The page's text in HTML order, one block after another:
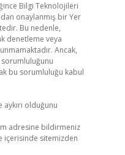
Bilgi Teknolojileri
onaylanmış bir Yer
Bu nedenle,
denetleme veya
Ancak,
sorumluluğunu
bu sorumluluğu kabul
olduğunu
adresine bildirmeniz
içerisinde sitemizden